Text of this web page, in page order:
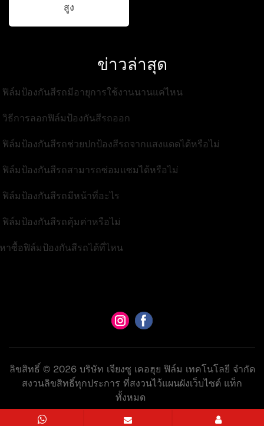
สูง
ข่าวล่าสุด
ฟิล์มป้องกันสีรถมีอายุการใช้งานนานแค่ไหน
วิธีการลอกฟิล์มป้องกันสีรถออก
ฟิล์มป้องกันสีรถช่วยปกป้องสีรถจากแสงแดดได้หรือไม่
ฟิล์มป้องกันสีรถสามารถซ่อมแซมได้หรือไม่
ฟิล์มป้องกันสีรถมีหน้าที่อะไร
ฟิล์มป้องกันสีรถคุ้มค่าหรือไม่
าซื้อฟิล์มป้องกันสีรถได้ที่ไหน
ลิขสิทธิ์ © 2026 บริษัท เจียงซู เคอฮุย ฟิล์ม เทคโนโลยี จำกัด
สงวนลิขสิทธิ์ทุกประการ ที่สงวนไว้แผนผังเว็บไซต์ แท็ก
ทั้งหมด